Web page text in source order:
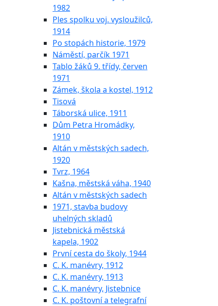
1982
Ples spolku voj. vysloužilců,
1914
Po stopách historie, 1979
Náměstí, parčík 1971
Tablo žáků 9. třídy, červen
1971
Zámek, škola a kostel, 1912
Tisová
Táborská ulice, 1911
Dům Petra Hromádky,
1910
Altán v městských sadech,
1920
Tvrz, 1964
Kašna, městská váha, 1940
Altán v městských sadech
1971, stavba budovy
uhelných skladů
Jistebnická městská
kapela, 1902
První cesta do školy, 1944
C. K. manévry, 1912
C. K. manévry, 1913
C. K. manévry, Jistebnice
C. K. poštovní a telegrafní